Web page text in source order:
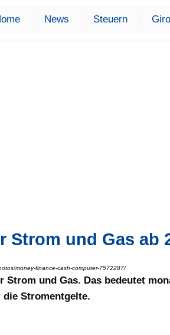
News Steuern
Strom und Gas ab
money-finance-cash-computer-7572287/
Strom und Gas. Das bedeutet
die Stromentgelte.